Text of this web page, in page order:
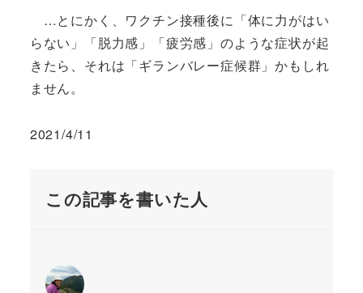
…とにかく、ワクチン接種後に「体に力がはい
らない」「脱力感」「疲労感」のような症状が起
きたら、それは「ギランバレー症候群」かもしれ
ません。
2021/4/11
この記事を書いた人